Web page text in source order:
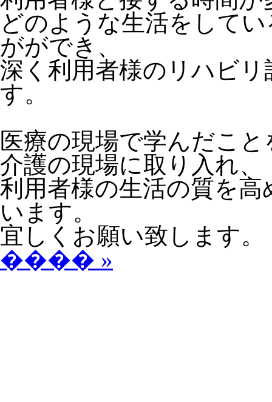
どのような生活をして
がができ、
深く利用者様のリハビ
す。
医療の現場で学んだこ
介護の現場に取り入れ、
利用者様の生活の質を
います。
宜しくお願い致します。
���� »